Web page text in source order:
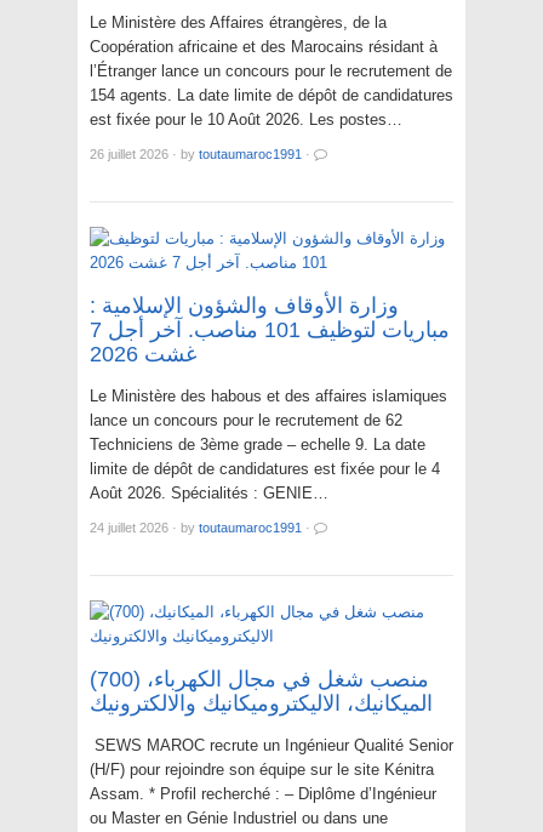
Le Ministère des Affaires étrangères, de la
Coopération africaine et des Marocains résidant à
l’Étranger lance un concours pour le recrutement de
154 agents. La date limite de dépôt de candidatures
est fixée pour le 10 Août 2026. Les postes…
26 juillet 2026 · by toutaumaroc1991 ·
وزارة الأوقاف والشؤون الإسلامية :
مباريات لتوظيف 101 مناصب. آخر أجل 7
غشت 2026
Le Ministère des habous et des affaires islamiques
lance un concours pour le recrutement de 62
Techniciens de 3ème grade – echelle 9. La date
limite de dépôt de candidatures est fixée pour le 4
Août 2026. Spécialités : GENIE…
24 juillet 2026 · by toutaumaroc1991 ·
(700) منصب شغل في مجال الكهرباء،
الميكانيك، الاليكتروميكانيك والالكترونيك
SEWS MAROC recrute un Ingénieur Qualité Senior
(H/F) pour rejoindre son équipe sur le site Kénitra
Assam. * Profil recherché : – Diplôme d’Ingénieur
ou Master en Génie Industriel ou dans une